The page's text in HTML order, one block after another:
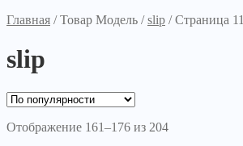
Главная /Товар Модель /slip /Страница 11
slip
Отображение 161–176 из 204